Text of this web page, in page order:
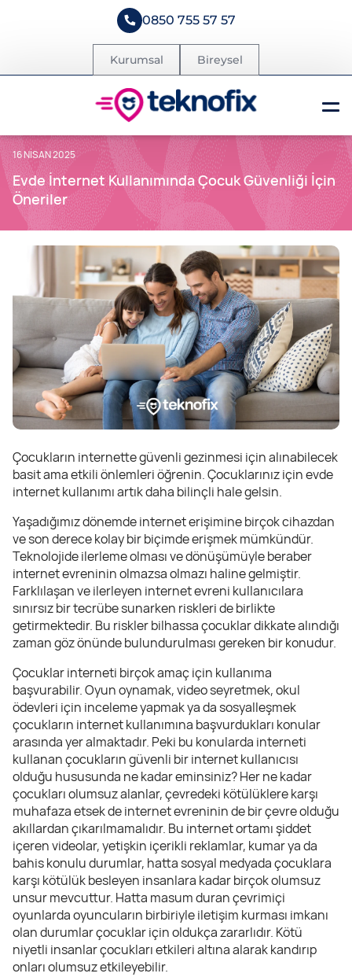
0850 755 57 57
Kurumsal Bireysel
16 NISAN 2025
Evde İnternet Kullanımında Çocuk Güvenliği İçin
Öneriler
Çocukların internette güvenli gezinmesi için alınabilecek
basit ama etkili önlemleri öğrenin. Çocuklarınız için evde
internet kullanımı artık daha bilinçli hale gelsin.
Yaşadığımız dönemde internet erişimine birçok cihazdan
ve son derece kolay bir biçimde erişmek mümkündür.
Teknolojide ilerleme olması ve dönüşümüyle beraber
internet evreninin olmazsa olmazı haline gelmiştir.
Farklılaşan ve ilerleyen internet evreni kullanıcılara
sınırsız bir tecrübe sunarken riskleri de birlikte
getirmektedir. Bu riskler bilhassa çocuklar dikkate alındığı
zaman göz önünde bulundurulması gereken bir konudur.
Çocuklar interneti birçok amaç için kullanıma
başvurabilir. Oyun oynamak, video seyretmek, okul
ödevleri için inceleme yapmak ya da sosyalleşmek
çocukların internet kullanımına başvurdukları konular
arasında yer almaktadır. Peki bu konularda interneti
kullanan çocukların güvenli bir internet kullanıcısı
olduğu hususunda ne kadar eminsiniz? Her ne kadar
çocukları olumsuz alanlar, çevredeki kötülüklere karşı
muhafaza etsek de internet evreninin de bir çevre olduğu
akıllardan çıkarılmamalıdır. Bu internet ortamı şiddet
içeren videolar, yetişkin içerikli reklamlar, kumar ya da
bahis konulu durumlar, hatta sosyal medyada çocuklara
karşı kötülük besleyen insanlara kadar birçok olumsuz
unsur mevcuttur. Hatta masum duran çevrimiçi
oyunlarda oyuncuların birbiriyle iletişim kurması imkanı
olan durumlar çocuklar için oldukça zararlıdır. Kötü
niyetli insanlar çocukları etkileri altına alarak kandırıp
onları olumsuz etkileyebilir.